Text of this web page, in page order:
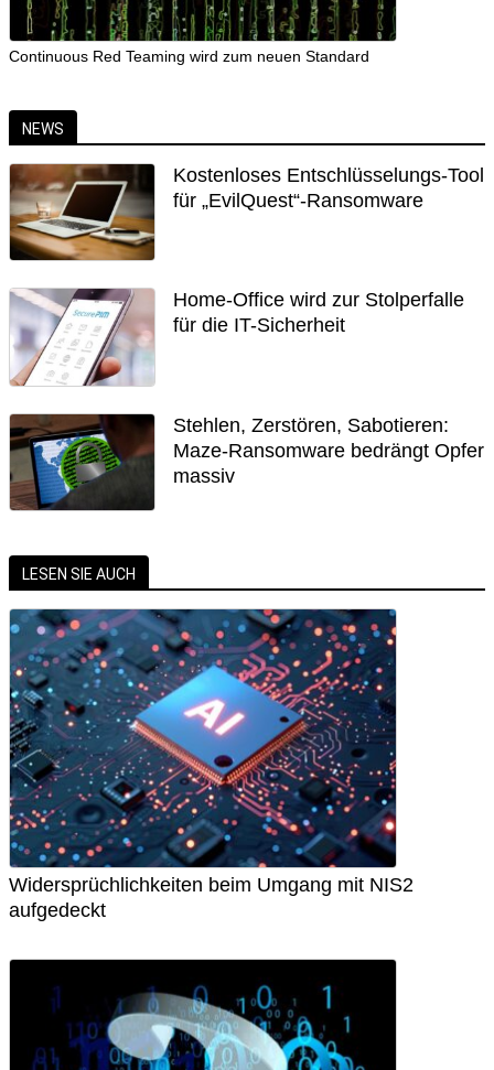
Continuous Red Teaming wird zum neuen Standard
NEWS
Kostenloses Entschlüsselungs-Tool
für „EvilQuest“-Ransomware
Home-Office wird zur Stolperfalle
für die IT-Sicherheit
Stehlen, Zerstören, Sabotieren:
Maze-Ransomware bedrängt Opfer
massiv
LESEN SIE AUCH
Widersprüchlichkeiten beim Umgang mit NIS2
aufgedeckt